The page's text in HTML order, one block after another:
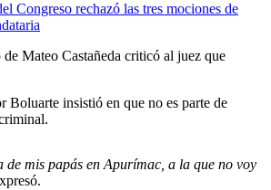
Congreso rechazó las tres mociones de
Mateo Castañeda criticó al juez que
Boluarte insistió en que no es parte de
de mis papás en Apurímac, a la que no voy